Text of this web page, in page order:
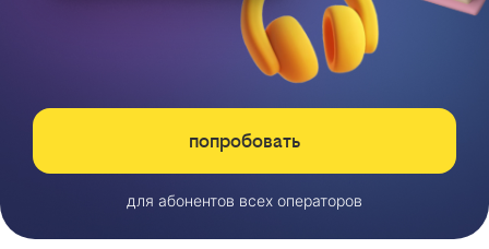
попробовать
для абонентов всех операторов